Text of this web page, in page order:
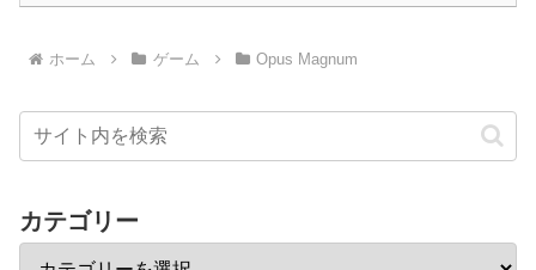
ホーム ゲーム Opus Magnum
カテゴリー